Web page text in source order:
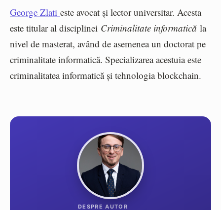
George Zlati este avocat și lector universitar. Acesta
este titular al disciplinei Criminalitate informatică la
nivel de masterat, având de asemenea un doctorat pe
criminalitate informatică. Specializarea acestuia este
criminalitatea informatică și tehnologia blockchain.